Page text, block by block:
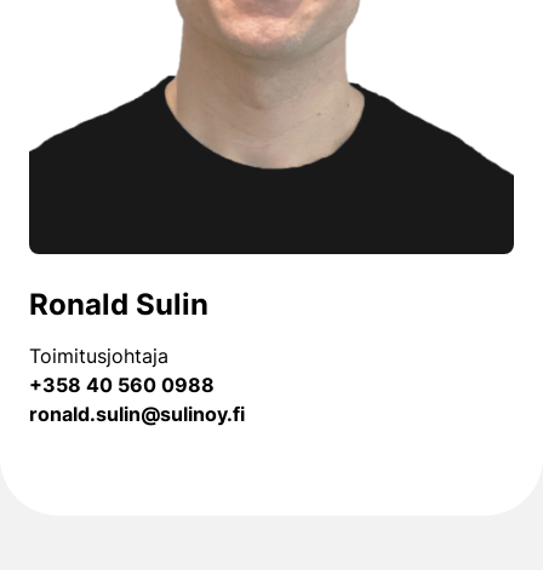
Ronald Sulin
Toimitusjohtaja
+358 40 560 0988
ronald.sulin@sulinoy.fi